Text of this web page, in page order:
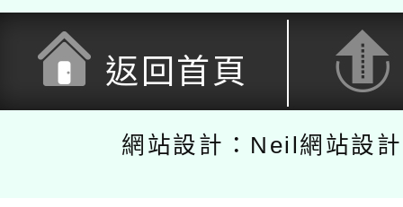
返回首頁
網站設計：Neil網站設